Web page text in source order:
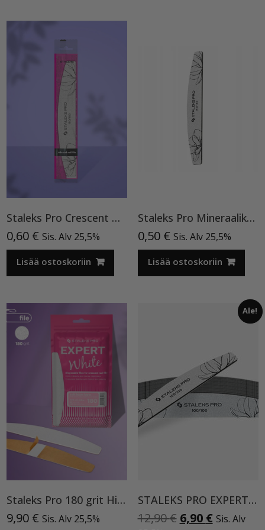
Staleks Pro Crescent mineral nail file EXPERT 40 150/150 grit, kynsiviilat
0,60 € Sis. Alv 25,5%
Lisää ostoskoriin
Staleks Pro Mineraalikynsiviila Expert 40 150/180 (mineraali puolikuun muotoinen kynsiviila) 1 kpl
0,50 € Sis. Alv 25,5%
Lisää ostoskoriin
Staleks Pro 180 grit Hiomapaperit Soft Foam, metallisen Crescent Kynsiviilaan 30 kpl
9,90 € Sis. Alv 25,5%
Ale!
STALEKS PRO EXPERT 100/100 kynsiviila 25kpl
12,90€ Alkuperäinen
6,90 €Nykyinen
Sis. Alv